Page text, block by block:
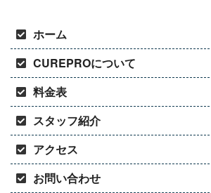
ホーム
CUREPROについて
料金表
スタッフ紹介
アクセス
お問い合わせ